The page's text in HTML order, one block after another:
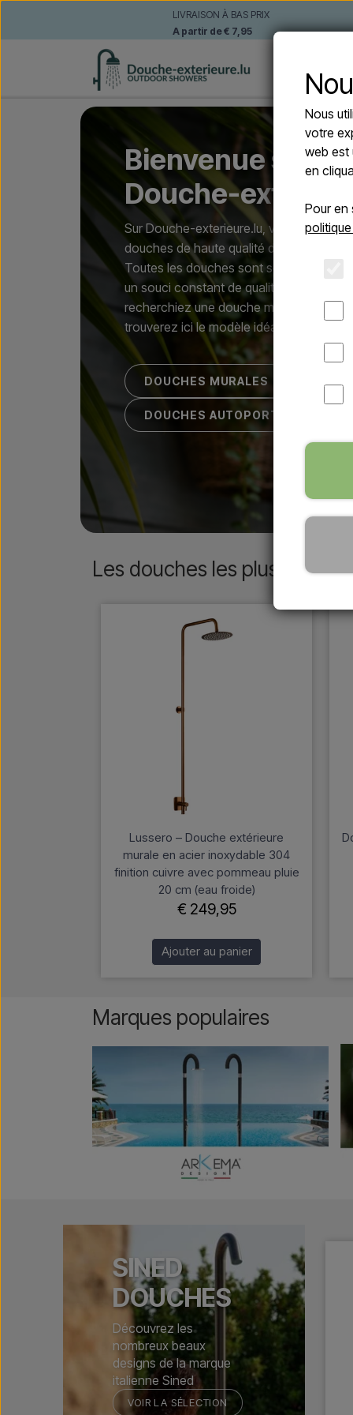
LIVRAISON À BAS PRIX
A partir de € 7,95
Bienvenue sur
Douche-
Sur Douche-exterieure.lu, vous
douches de haute qualité dans
Toutes les douches sont
un souci constant de qualité et
recherchiez une douche murale ou
trouverez ici le modèle idéal.
DOUCHES MURALES
DOUCHES AUTOPORTANTES
Les douches les plus
Lussero – Douche extérieure
murale en acier inoxydable 304
finition cuivre avec pommeau pluie
20 cm (eau froide)
€ 249,95
Ajouter au panier
Marques populaires
SINED
DOUCHES
Découvrez les
nombreux beaux
designs de la marque
italienne Sined
VOIR LA SÉLECTION
Nous
votre
web est
en
Pour